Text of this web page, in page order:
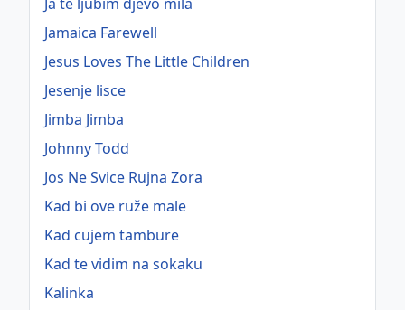
Jamaica Farewell
Jesus Loves The Little Children
Jesenje lisce
Jimba Jimba
Johnny Todd
Jos Ne Svice Rujna Zora
Kad bi ove ruže male
Kad cujem tambure
Kad te vidim na sokaku
Kalinka